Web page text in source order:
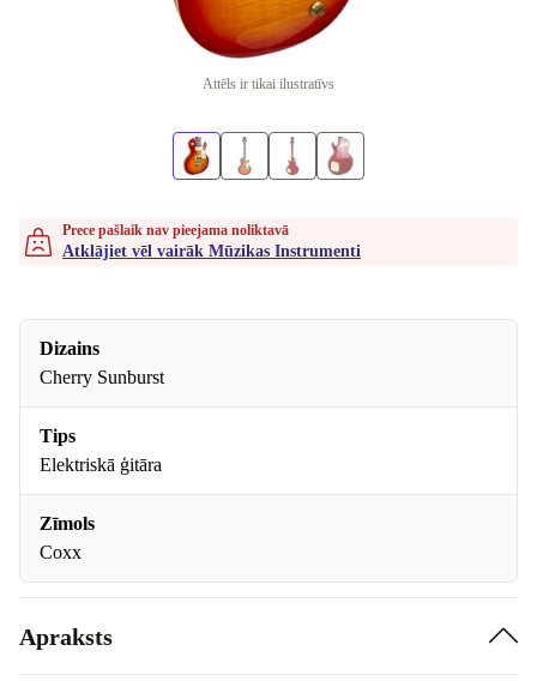
Attēls ir tikai ilustratīvs
Prece pašlaik nav pieejama noliktavā
Atklājiet vēl vairāk Mūzikas Instrumenti
Dizains
Cherry Sunburst
Tips
Elektriskā ģitāra
Zīmols
Coxx
Apraksts